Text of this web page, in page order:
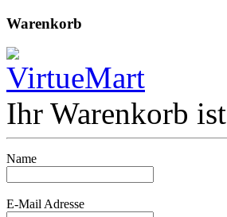
Warenkorb
Ihr Warenkorb
Name
E-Mail Adresse